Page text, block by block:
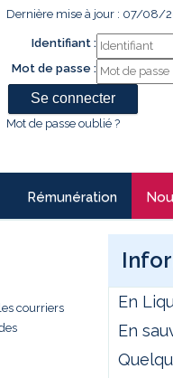
Dernière mise à jour : 07/08/
Identifiant :
Mot de passe :
Mot de passe oublié ?
Rémunération
courriers
En
En